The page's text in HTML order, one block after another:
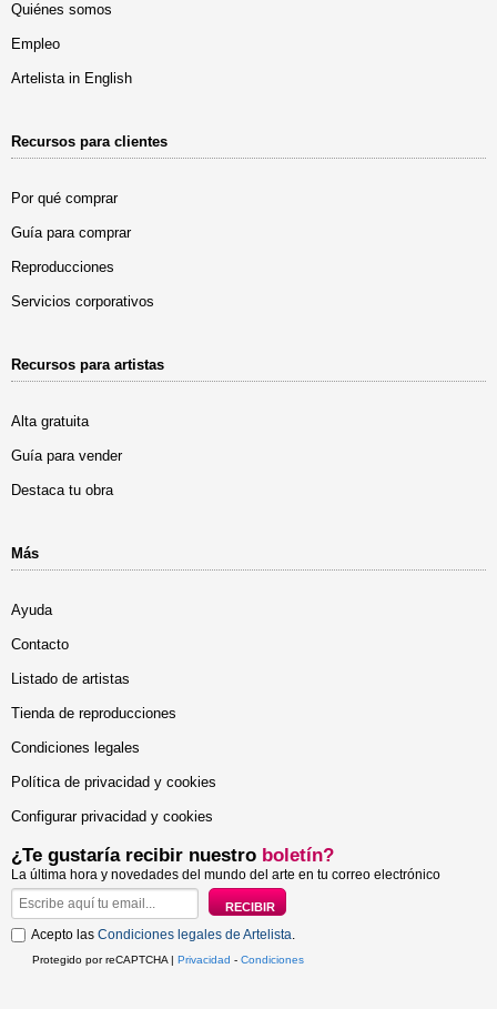
Quiénes somos
Empleo
Artelista in English
Recursos para clientes
Por qué comprar
Guía para comprar
Reproducciones
Servicios corporativos
Recursos para artistas
Alta gratuita
Guía para vender
Destaca tu obra
Más
Ayuda
Contacto
Listado de artistas
Tienda de reproducciones
Condiciones legales
Política de privacidad y cookies
Configurar privacidad y cookies
¿Te gustaría recibir nuestro boletín?
La última hora y novedades del mundo del arte en tu correo electrónico
Acepto las Condiciones legales de Artelista.
Protegido por reCAPTCHA | Privacidad - Condiciones